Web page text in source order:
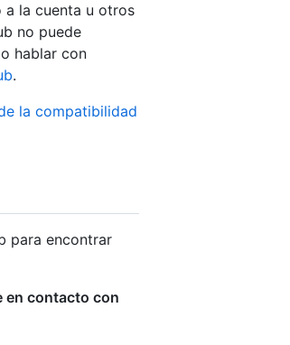
a la cuenta u otros
no puede
hablar con
.
la compatibilidad
para encontrar
en contacto con